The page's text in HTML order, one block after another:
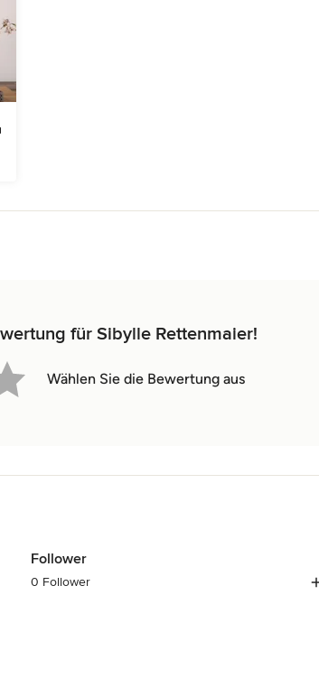
48303 Ust.-ID: DE260578985
für Sibylle Rettenmaier!
Wählen Sie die Bewertung aus
Follower
0 Follower